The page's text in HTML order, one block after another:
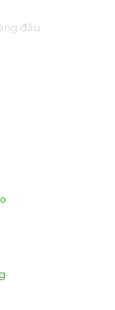
đầu